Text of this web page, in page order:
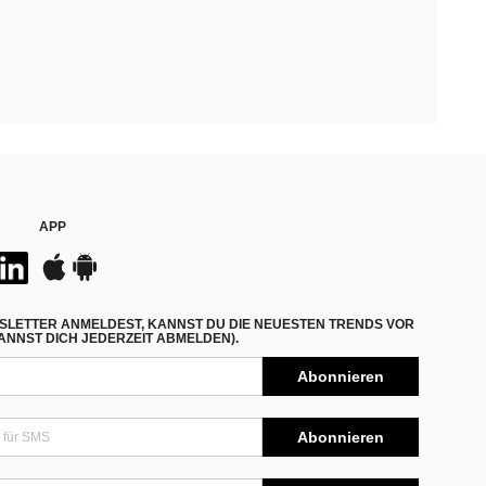
APP
ANMELDEST, KANNST DU DIE NEUESTEN TRENDS VOR
DICH JEDERZEIT ABMELDEN).
Abonnieren
Abonnieren